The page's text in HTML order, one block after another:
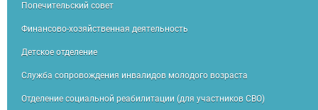
Попечительский совет
Финансово-хозяйственная деятельность
Детское отделение
Служба сопровождения инвалидов молодого возраста
Отделение социальной реабилитации (для участников СВО)